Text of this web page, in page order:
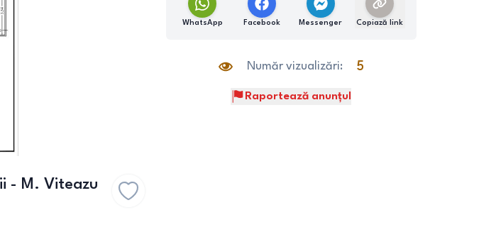
- M. Viteazu
WhatsApp Facebook Messenger Copiază link
Număr vizualizări: 5
Raportează anunțul